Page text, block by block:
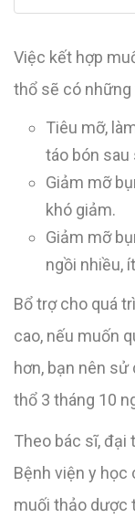
Việc kết hợp
thổ sẽ có những
Tiêu mỡ,
táo bón sau
Giảm mỡ
khó giảm.
Giảm mỡ
ngồi nhiều,
Bổ trợ cho quá
cao, nếu muốn
hơn, bạn nên
thổ 3 tháng 10
Theo bác sĩ, đại
Bệnh viện y học
muối thảo dược